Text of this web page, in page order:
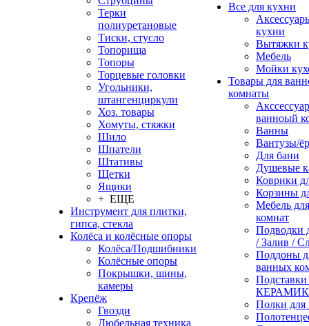
Терки
полиуретановые
Тиски, стусло
Топорища
Топоры
Торцевые головки
Угольники,
штангенциркули
Хоз. товары
Хомуты, стяжки
Шило
Шпатели
Штативы
Щетки
Ящики
+ ЕЩЕ
Инструмент для плитки,
гипса, стекла
Колёса и колёсные опоры
Колёса/Подшибники
Колёсные опоры
Покрышки, шины,
камеры
Крепёж
Гвозди
Дюбельная техника
Все для кухни
кухни
Вытяжки
Мебель
Мойки
Товары для
комнаты
ванноый
Ванны
Вантузы/
Для бани
Душевые
Коврики
Корзины
Мебель
комнат
Подводки
/ Залив /
Поддоны
ванных
Полки для